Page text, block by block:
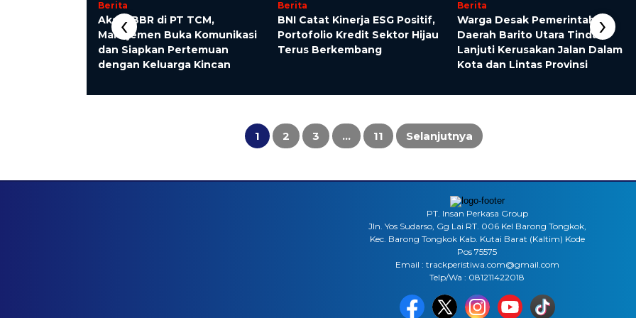
Berita
Aksi TBBR di PT TCM,
Manajemen Buka Komunikasi
dan Siapkan Pertemuan
dengan Keluarga Kincan
Berita
BNI Catat Kinerja ESG Positif,
Portofolio Kredit Sektor Hijau
Terus Berkembang
Berita
Warga Desak Pemerintah
Daerah Barito Utara Tindak
Lanjuti Kerusakan Jalan Dalam
Kota dan Lintas Provinsi
‹ ›
1 2 3 … 11 Selanjutnya
PT. Insan Perkasa Group
Jln. Yos Sudarso, Gg Lai RT. 006 Kel Barong Tongkok,
Kec. Barong Tongkok Kab. Kutai Barat (Kaltim) Kode
Pos 75575
Email : trackperistiwa.com@gmail.com
Telp/Wa : 081211422018